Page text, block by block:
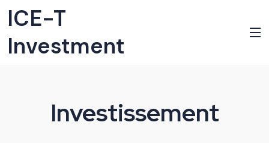
ICE-T
Investment
Investissement